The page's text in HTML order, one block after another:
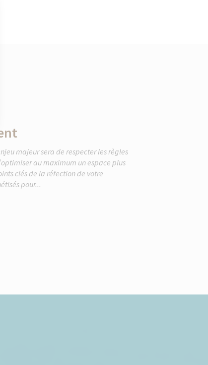
majeur sera de respecter les règles
au maximum un espace plus
clés de la réfection de votre
pour...
vos Options